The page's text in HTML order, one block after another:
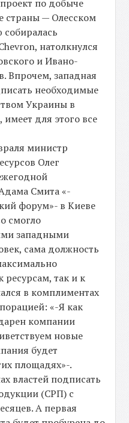
по добыче
страны — Олесском
натолкнулся
и Ивано-
Впрочем, западная
необходимые
Украины в
для этого все
министр
Олег
Смита «-
форум»- в Киеве
смогло
западными
сама должность
так и к
в комплиментах
«-Я как
компании
новые
будет
площадях»-.
властей подписать
(СРП) с
А первая